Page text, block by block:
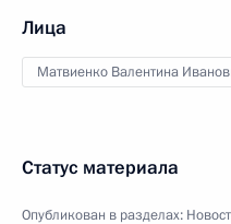
Лица
Матвиенко Валентина
Статус материала
Опубликован в разделах: